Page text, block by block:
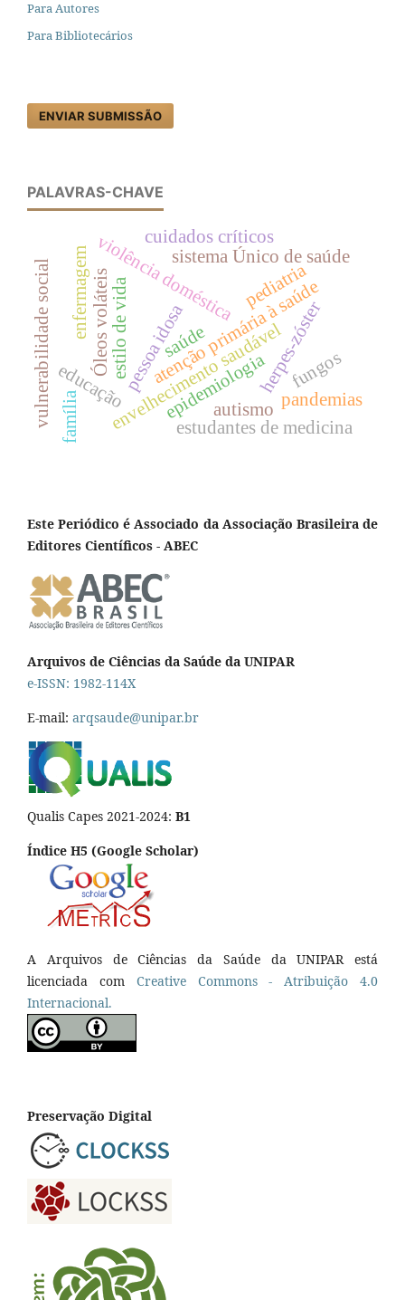
Para Autores
Para Bibliotecários
ENVIAR SUBMISSÃO
PALAVRAS-CHAVE
atenção primária à saúde
violência doméstica
pessoa idosa
envelhecimento saudável
sistema Único de saúde
estilo de vida
educação herpes-zóster
pandemias
cuidados críticos
epidemiologia
estudantes de medicina
vulnerabilidade social pediatria
Óleos voláteis fungos
saúde
autismo
enfermagem
família
Este Periódico é Associado da Associação Brasileira de
Editores Científicos - ABEC
Arquivos de Ciências da Saúde da UNIPAR
e-ISSN: 1982-114X
E-mail: arqsaude@unipar.br
Qualis Capes 2021-2024: B1
Índice H5 (Google Scholar)
A Arquivos de Ciências da Saúde da UNIPAR está
licenciada com Creative Commons - Atribuição 4.0
Internacional.
Preservação Digital